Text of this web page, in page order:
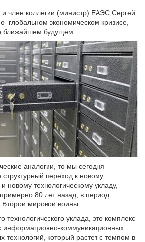
и член коллегии (министр) ЕАЭС Сергей
глобальном экономическом кризисе,
ближайшем будущем.
аналогии, то мы сегодня
переход к новому
новому технологическому укладу,
80 лет назад, в период
мировой войны.
технологического уклада, это комплекс
информационно-коммуникационных
технологий, который растет с темпом в